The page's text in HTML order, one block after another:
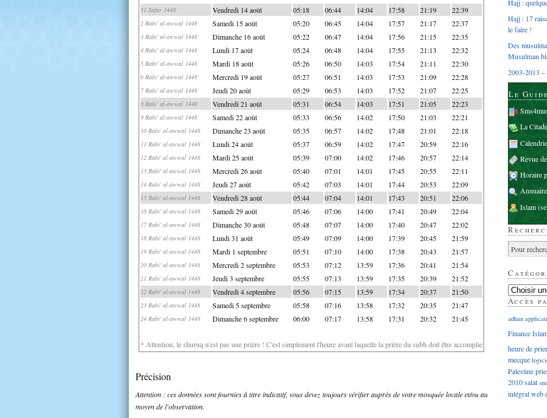
31 Safar 1448 Vendredi 14 août 05:18 06:44 14:04 17:58 21:19 22:39
2 Rabi' al-awwal 1448 Samedi 15 août 05:20 06:45 14:04 17:57 21:17 22:37
3 Rabi' al-awwal 1448 Dimanche 16 août 05:22 06:47 14:04 17:56 21:15 22:35
4 Rabi' al-awwal 1448 Lundi 17 août 05:24 06:48 14:04 17:55 21:13 22:32
5 Rabi' al-awwal 1448 Mardi 18 août 05:26 06:50 14:03 17:54 21:11 22:30
6 Rabi' al-awwal 1448 Mercredi 19 août 05:27 06:51 14:03 17:53 21:09 22:28
7 Rabi' al-awwal 1448 Jeudi 20 août 05:29 06:53 14:03 17:52 21:07 22:25
8 Rabi' al-awwal 1448 Vendredi 21 août 05:31 06:54 14:03 17:51 21:05 22:23
9 Rabi' al-awwal 1448 Samedi 22 août 05:33 06:56 14:02 17:50 21:03 22:21
10 Rabi' al-awwal 1448 Dimanche 23 août 05:35 06:57 14:02 17:48 21:01 22:18
11 Rabi' al-awwal 1448 Lundi 24 août 05:37 06:59 14:02 17:47 20:59 22:16
12 Rabi' al-awwal 1448 Mardi 25 août 05:39 07:00 14:02 17:46 20:57 22:14
13 Rabi' al-awwal 1448 Mercredi 26 août 05:40 07:01 14:01 17:45 20:55 22:11
14 Rabi' al-awwal 1448 Jeudi 27 août 05:42 07:03 14:01 17:44 20:53 22:09
15 Rabi' al-awwal 1448 Vendredi 28 août 05:44 07:04 14:01 17:43 20:51 22:06
16 Rabi' al-awwal 1448 Samedi 29 août 05:46 07:06 14:00 17:41 20:49 22:04
17 Rabi' al-awwal 1448 Dimanche 30 août 05:48 07:07 14:00 17:40 20:47 22:02
18 Rabi' al-awwal 1448 Lundi 31 août 05:49 07:09 14:00 17:39 20:45 21:59
19 Rabi' al-awwal 1448 Mardi 1 septembre 05:51 07:10 14:00 17:38 20:43 21:57
20 Rabi' al-awwal 1448 Mercredi 2 septembre 05:53 07:12 13:59 17:36 20:41 21:54
21 Rabi' al-awwal 1448 Jeudi 3 septembre 05:55 07:13 13:59 17:35 20:39 21:52
22 Rabi' al-awwal 1448 Vendredi 4 septembre 05:56 07:15 13:59 17:34 20:37 21:50
23 Rabi' al-awwal 1448 Samedi 5 septembre 05:58 07:16 13:58 17:32 20:35 21:47
24 Rabi' al-awwal 1448 Dimanche 6 septembre 06:00 07:17 13:58 17:31 20:32 21:45
* Attention, le shuruq n'est pas une prière ! C'est simplement l'heure avant laquelle la prière du subh doit être accomplie
Précision
Attention : ces données sont fournies à titre indicatif, vous devez toujours vérifier auprès de votre mosquée locale et/ou au
moyen de l'observation.
Hajj :
Hajj : 17
le faire !
Des
Musulman
2003-2013 –
Le
La
Revue
Horaire
Islam
Accès
adhan
Finance
heure de
mecque
Palestine
2010salat
intégralweb